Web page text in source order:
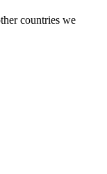
countries we